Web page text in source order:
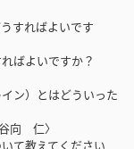
すればよいです
ばよいですか？
ン）とはどういった
向 仁〉
て教えてください